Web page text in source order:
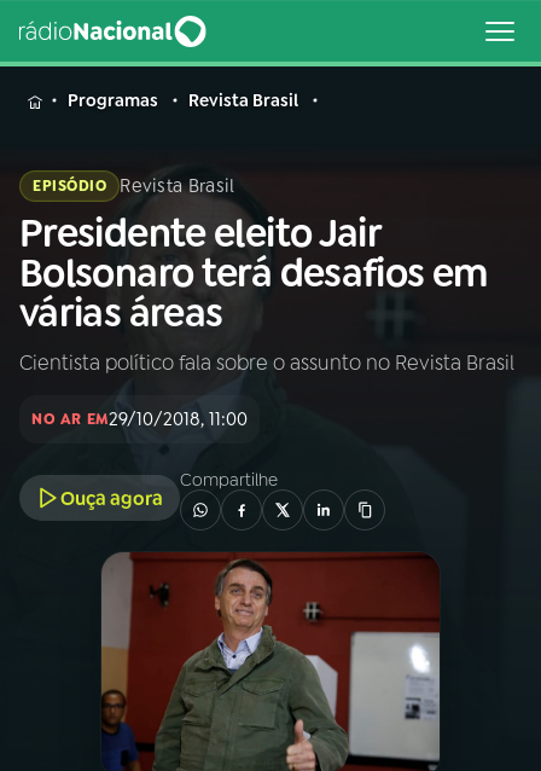
MENU
Buscar
na
Rádio
Nacional
Buscar
AO VIVO
INÍCIO
02A RÁDIO
PROGRAMAÇÃO
PROGRAMAS
PODCASTS
Programas Revista Brasil
EPISÓDIO Revista Brasil
Presidente eleito Jair
Bolsonaro terá desafios em
várias áreas
Cientista político fala sobre o assunto no Revista Brasil
NO AR EM29/10/2018, 11:00
Ouça agora
Compartilhe